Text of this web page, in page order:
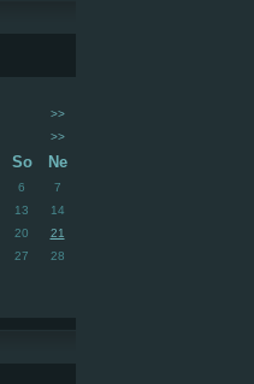
>>
>>
So Ne
6
7
13
14
20
21
27
28